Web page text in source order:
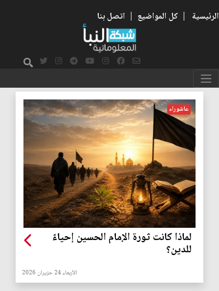
الرئيسية | كل المواضيع | اتصل بنا
الدين
عاشوراء
لماذا كانت ثورة الإمام الحسين إحياءً
للدين؟
الأربعاء 24 حزيران 2026